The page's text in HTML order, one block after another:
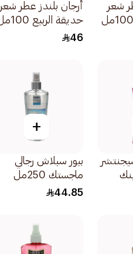
شعر
أرجان بلندز عطر شعر
حديقة الربيع 100مل
46
+
بيور سبلاش رجالي
ماجستك 250مل
44.85